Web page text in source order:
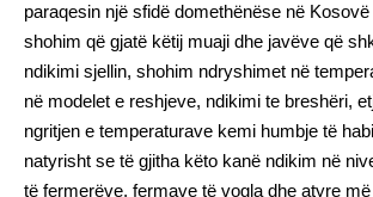
paraqesin një sfidë domethënëse në
shohim që gjatë këtij muaji dhe javëve që
ndikimi sjellin, shohim ndryshimet në
në modelet e reshjeve, ndikimi te breshëri,
ngritjen e temperaturave kemi humbje të
natyrisht se të gjitha këto kanë ndikim në
të fermerëve, fermave të vogla dhe atyre